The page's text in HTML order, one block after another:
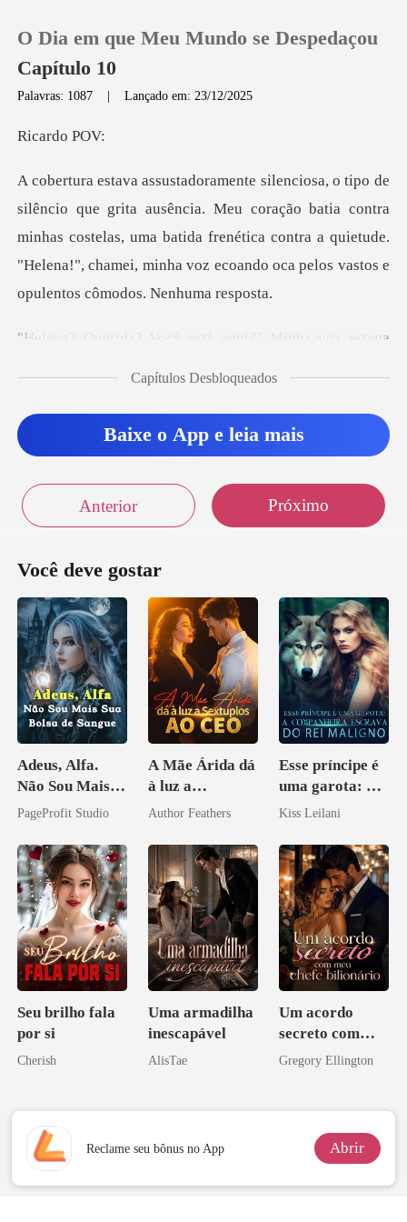
Loja
Histórico
Sair
O Dia em que Meu Mundo se Despedaçou
Capítulo 10
Palavras: 1087 |Lançado em: 23/12/2025
rdo
Meu coração batia contra
minhas costelas, uma batida frenética contra a quietude.
"Hele
Capítulos Desbloqueados
Baixe o App e leia mais
Anterior Próximo
Você deve gostar
Adeus, Alfa.
Não Sou Mais
Sua Bolsa de
PageProfit Studio
A Mãe Árida dá
à luz a
Sextuplos ao
Author Feathers
Esse príncipe é
uma garota: A
companheira
maligno
Kiss Leilani
Seu brilho fala
por si
Cherish
Uma armadilha
inescapável
AlisTae
Um acordo
secreto com
meu chefe
Gregory Ellington
Reclame seu bônus no App Abrir